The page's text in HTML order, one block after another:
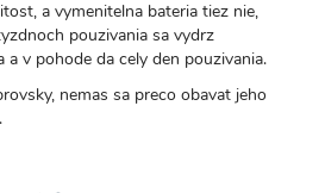
a vymenitelna bateria tiez nie,
pouzivania sa vydrz
a v pohode da cely den pouzivania.
nemas sa preco obavat jeho